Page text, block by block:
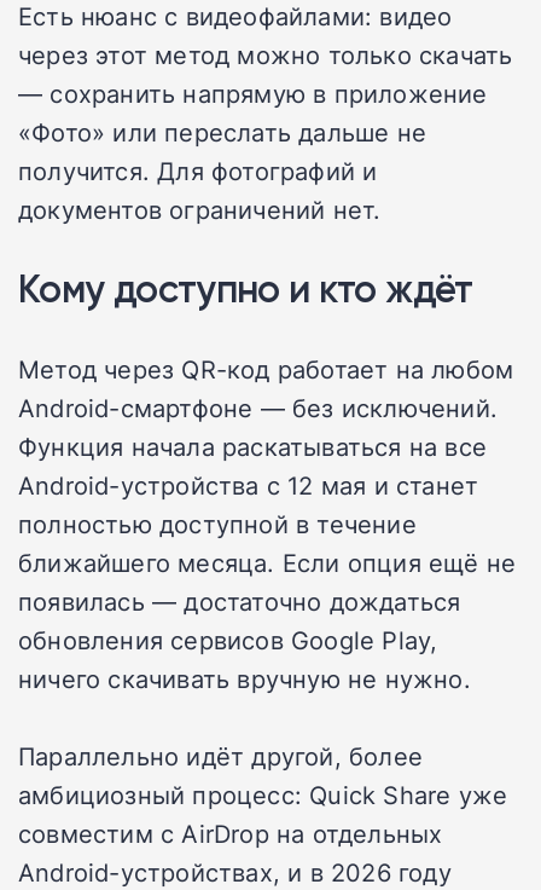
Есть нюанс с видеофайлами: видео
через этот метод можно только скачать
— сохранить напрямую в приложение
«Фото» или переслать дальше не
получится. Для фотографий и
документов ограничений нет.
Кому доступно и кто ждёт
Метод через QR-код работает на любом
Android-смартфоне — без исключений.
Функция начала раскатываться на все
Android-устройства с 12 мая и станет
полностью доступной в течение
ближайшего месяца. Если опция ещё не
появилась — достаточно дождаться
обновления сервисов Google Play,
ничего скачивать вручную не нужно.
Параллельно идёт другой, более
амбициозный процесс: Quick Share уже
совместим с AirDrop на отдельных
Android-устройствах, и в 2026 году